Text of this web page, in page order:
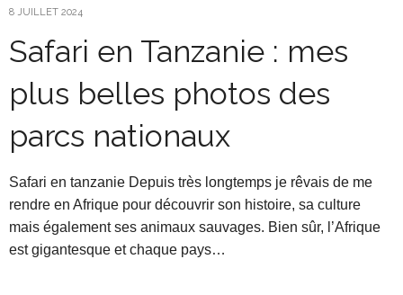
8 JUILLET 2024
Safari en Tanzanie : mes
plus belles photos des
parcs nationaux
Safari en tanzanie Depuis très longtemps je rêvais de me
rendre en Afrique pour découvrir son histoire, sa culture
mais également ses animaux sauvages. Bien sûr, l’Afrique
est gigantesque et chaque pays…